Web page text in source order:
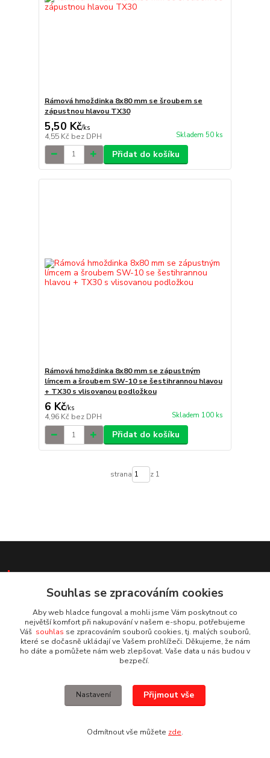
Rámová hmoždinka 8x80 mm se šroubem se
zápustnou hlavou TX30
5,50 Kč/ks
4,55 Kč bez DPH Skladem 50 ks
Přidat do košíku
Rámová hmoždinka 8x80 mm se zápustným
límcem a šroubem SW-10 se šestihrannou hlavou
+ TX30 s vlisovanou podložkou
6 Kč/ks
4,96 Kč bez DPH Skladem 100 ks
Přidat do košíku
strana z 1
Informace pro zákazníky
Jak nakupovat
Obchodní podmínky
Kontakty
Používáme Platební bránu ComGate
Souhlas se zpracováním cookies
Aby web hladce fungoval a mohli jsme Vám poskytnout co
největší komfort při nakupování v našem e-shopu, potřebujeme
Váš souhlas se zpracováním souborů cookies, tj. malých souborů,
které se dočasně ukládají ve Vašem prohlížeči. Děkujeme, že nám
ho dáte a pomůžete nám web zlepšovat. Vaše data u nás budou v
bezpečí.
Nastavení Přijmout vše
Odmítnout vše můžete zde.